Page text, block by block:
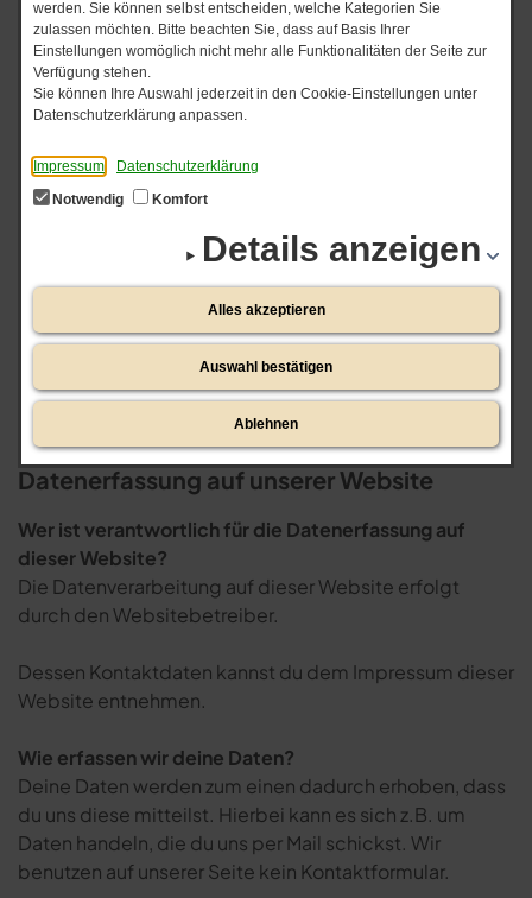
werden. Sie können selbst entscheiden, welche Kategorien Sie
zulassen möchten. Bitte beachten Sie, dass auf Basis Ihrer
Einstellungen womöglich nicht mehr alle Funktionalitäten der Seite zur
Verfügung stehen.
Sie können Ihre Auswahl jederzeit in den Cookie-Einstellungen unter
Datenschutzerklärung anpassen.
Impressum
Datenschutzerklärung
Notwendig
Komfort
Details anzeigen
Alles akzeptieren
Auswahl bestätigen
Ablehnen
51061 Köln
Telefon:
(0221) 42 36 66 77
E-Mail:
info@step-by-step-koeln.de
Hinweise)
Überblick darüber, was mit deinen
personenbezogenen Daten passiert, wenn du unsere
Website besuchst. Personenbezogene Daten sind alle
Daten, mit denen du persönlich identifiziert werden
kannst. Ausführliche Informationen zum Thema
Datenschutz entnimm unserer unter diesem Text
aufgeführten Datenschutzerklärung.
Datenerfassung auf unserer Website
Wer ist verantwortlich für die Datenerfassung auf
dieser Website?
Die Datenverarbeitung auf dieser Website erfolgt
durch den Websitebetreiber.
Dessen Kontaktdaten kannst du dem Impressum dieser
Website entnehmen.
Wie erfassen wir deine Daten?
Deine Daten werden zum einen dadurch erhoben, dass
du uns diese mitteilst. Hierbei kann es sich z.B. um
Daten handeln, die du uns per Mail schickst. Wir
benutzen auf unserer Seite kein Kontaktformular.